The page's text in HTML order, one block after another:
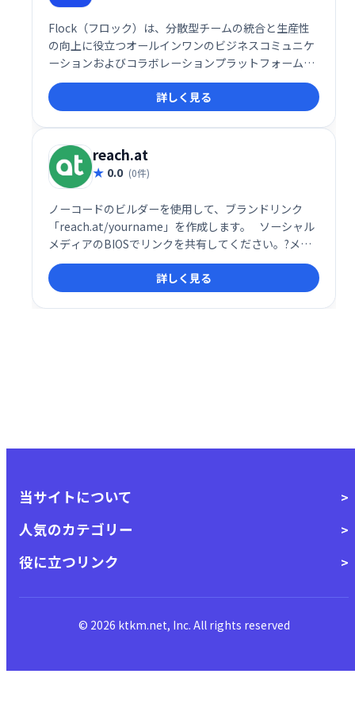
Flock（フロック）は、分散型チームの統合と生産性
の向上に役立つオールインワンのビジネスコミュニケ
ーションおよびコラボレーションプラットフォームで
す。
詳しく見る
reach.at
0.0 (0件)
ノーコードのビルダーを使用して、ブランドリンク
「reach.at/yourname」を作成します。⠀ソーシャル
メディアのBIOSでリンクを共有してください。?メー
ルの署名✉️など。誰かがあなたに連絡したときにすぐ
にメール通知を受け取ります。
詳しく見る
当サイトについて
人気のカテゴリー
役に立つリンク
© 2026 ktkm.net, Inc. All rights reserved